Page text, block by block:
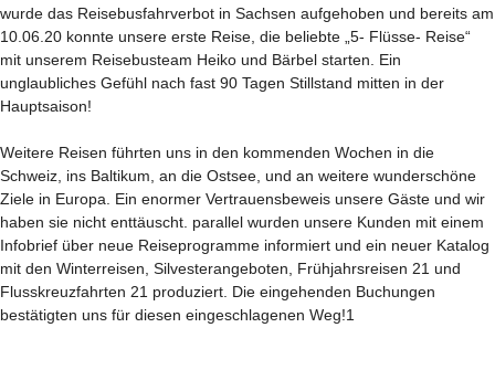
wurde das Reisebusfahrverbot in Sachsen aufgehoben und bereits am
10.06.20 konnte unsere erste Reise, die beliebte „5- Flüsse- Reise“
mit unserem Reisebusteam Heiko und Bärbel starten. Ein
unglaubliches Gefühl nach fast 90 Tagen Stillstand mitten in der
Hauptsaison!
Weitere Reisen führten uns in den kommenden Wochen in die
Schweiz, ins Baltikum, an die Ostsee, und an weitere wunderschöne
Ziele in Europa. Ein enormer Vertrauensbeweis unsere Gäste und wir
haben sie nicht enttäuscht. parallel wurden unsere Kunden mit einem
Infobrief über neue Reiseprogramme informiert und ein neuer Katalog
mit den Winterreisen, Silvesterangeboten, Frühjahrsreisen 21 und
Flusskreuzfahrten 21 produziert. Die eingehenden Buchungen
bestätigten uns für diesen eingeschlagenen Weg!1